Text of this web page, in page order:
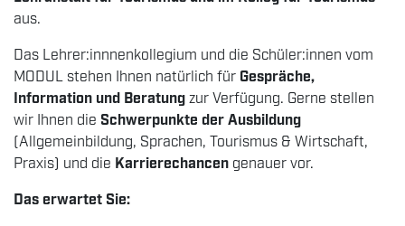
aus.
Das Lehrer:innnenkollegium und die Schüler:innen vom
MODUL stehen Ihnen natürlich für Gespräche,
Information und Beratungzur Verfügung. Gerne stellen
wir Ihnen die Schwerpunkte der Ausbildung
(Allgemeinbildung, Sprachen, Tourismus & Wirtschaft,
Praxis) und die Karrierechancen genauer vor.
Das erwartet Sie: